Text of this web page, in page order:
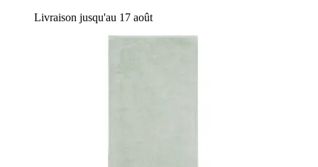
Livraison jusqu'au 17 août